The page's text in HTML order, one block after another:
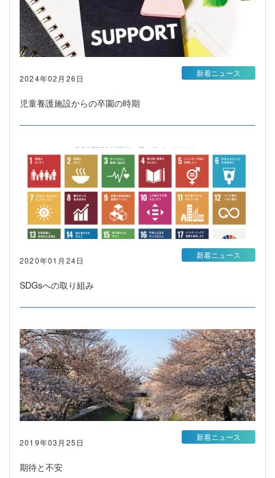
2024年02月26日
児童養護施設からの卒園の時期
新着ニュース
2020年01月24日
SDGsへの取り組み
新着ニュース
2019年03月25日
期待と不安
新着ニュース